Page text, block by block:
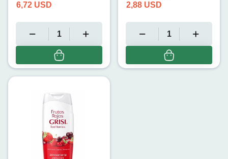
6,72 USD 2,88 USD